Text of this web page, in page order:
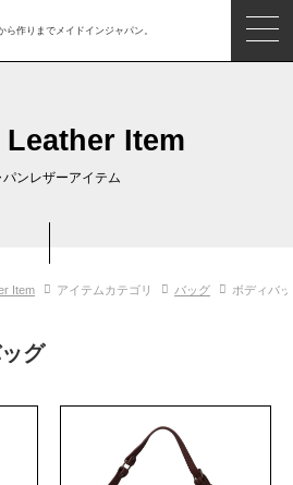
ら作りまでメイドインジャパン。
Leather Item
パンレザーアイテム
Item アイテムカテゴリ バッグ ボディバ
グ